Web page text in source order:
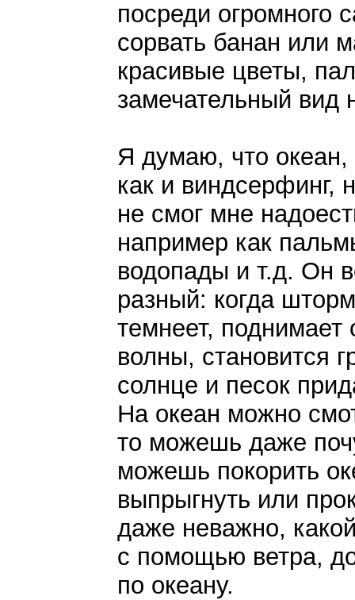
посреди огромного
сорвать банан или
красивые цветы,
замечательный вид
Я думаю, что океан,
как и виндсерфинг,
не смог мне
например как
водопады и т.д. Он
разный: когда
темнеет, поднимает
волны, становится
солнце и песок
На океан можно
то можешь даже
можешь покорить
выпрыгнуть или
даже неважно,
с помощью ветра,
по океану.